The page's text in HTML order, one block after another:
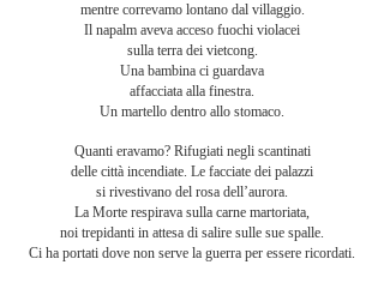
mentre correvamo lontano dal villaggio.
Il napalm aveva acceso fuochi violacei
sulla terra dei vietcong.
Una bambina ci guardava
affacciata alla finestra.
Un martello dentro allo stomaco.
Quanti eravamo? Rifugiati negli scantinati
delle città incendiate. Le facciate dei palazzi
si rivestivano del rosa dell’aurora.
La Morte respirava sulla carne martoriata,
noi trepidanti in attesa di salire sulle sue spalle.
Ci ha portati dove non serve la guerra per essere ricordati.